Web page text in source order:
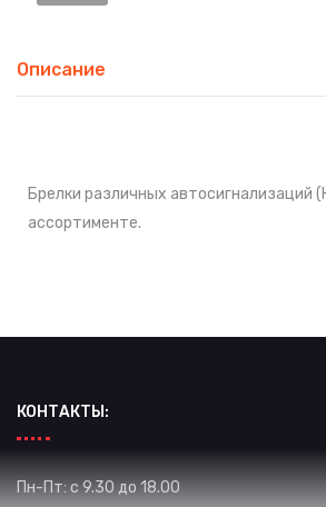
Описание
Брелки различных автосигнализаций
ассортименте.
КОНТАКТЫ:
Пн-Пт: с 9.30 до 18.00